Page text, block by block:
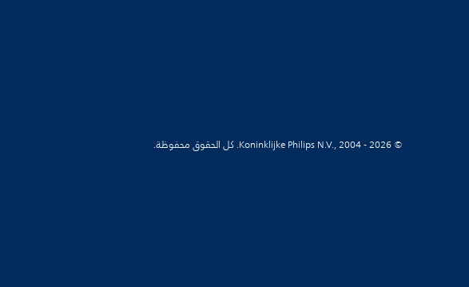
© Koninklijke Philips N.V., 2004 - 2026. كل الحقوق محفوظة.